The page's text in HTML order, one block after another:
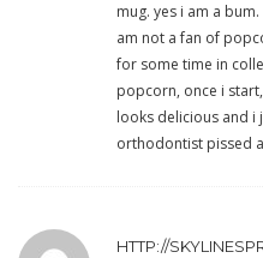
mug. yes i am a
am not a fan of
for some time in
popcorn, once i
looks delicious and i
orthodontist pissed
HTTP://